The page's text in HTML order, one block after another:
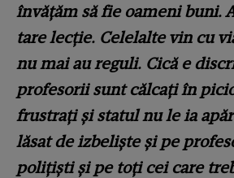
învățăm să fie oameni buni.
tare lecție. Celelalte vin cu
nu mai au reguli. Cică e
profesorii sunt călcați în
frustrați și statul nu le ia
lăsat de izbeliște și pe
polițiști și pe toți cei care